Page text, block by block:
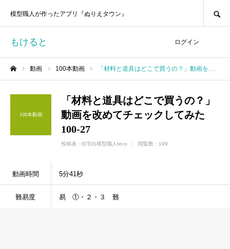
もけると
模型職人が作ったアプリ『ぬりえタウン』
ログイン
動画 100本動画 「材料と道具はどこで買うの？」動画を改めてチェックしてみた100-27
100本動画
「材料と道具はどこで買うの？」
動画を改めてチェックしてみた
100-27
投稿者 : 住宅白模型職人teco 閲覧数：199
動画時間 5分41秒
難易度 易 ①・２・３ 難